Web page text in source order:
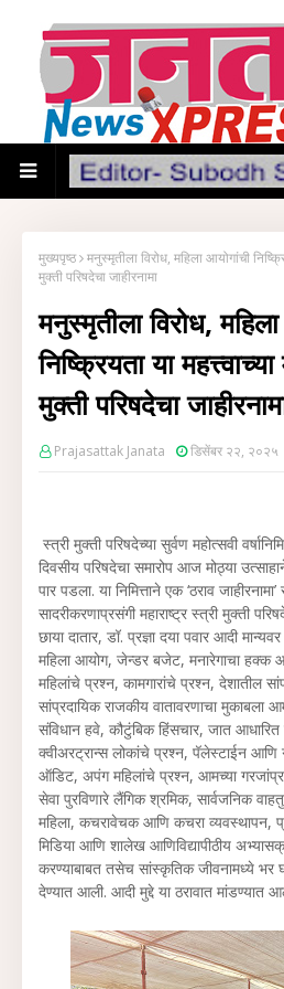
मुख्यपृष्ठ मनुस्मृतीला विरोध, महिला आयोगांची
मुक्ती परिषदेचा जाहीरनामा
मनुस्मृतीला विरोध,
निष्क्रियता या
मुक्ती परिषदेचा
Prajasattak Janata डिसेंबर २२, २०२५
स्त्री मुक्ती परिषदेच्या सुर्वण महोत्सवी
दिवसीय परिषदेचा समारोप आज मोठ्या
पार पडला. या निमित्ताने एक ‘ठराव
सादरीकरणाप्रसंगी महाराष्ट्र स्त्री मुक्ती
छाया दातार, डॉ. प्रज्ञा दया पवार आदी
महिला आयोग, जेन्डर बजेट, मनारेगाचा हक्क
महिलांचे प्रश्न, कामगारांचे प्रश्न, देशातील
सांप्रदायिक राजकीय वातावरणाचा मुकाबला
संविधान हवे, कौटुंबिक हिंसचार, जात
क्वीअरट्रान्स लोकांचे प्रश्न, पॅलेस्टाईन आणि
ऑडिट, अपंग महिलांचे प्रश्न, आमच्या
सेवा पुरविणारे लैंगिक श्रमिक, सार्वजनिक
महिला, कचरावेचक आणि कचरा व्यवस्थापन,
मिडिया आणि शालेख आणिविद्यापीठीय
करण्याबाबत तसेच सांस्कृतिक जीवनामध्ये
देण्यात आली. आदी मुद्दे या ठरावात मांडण्यात